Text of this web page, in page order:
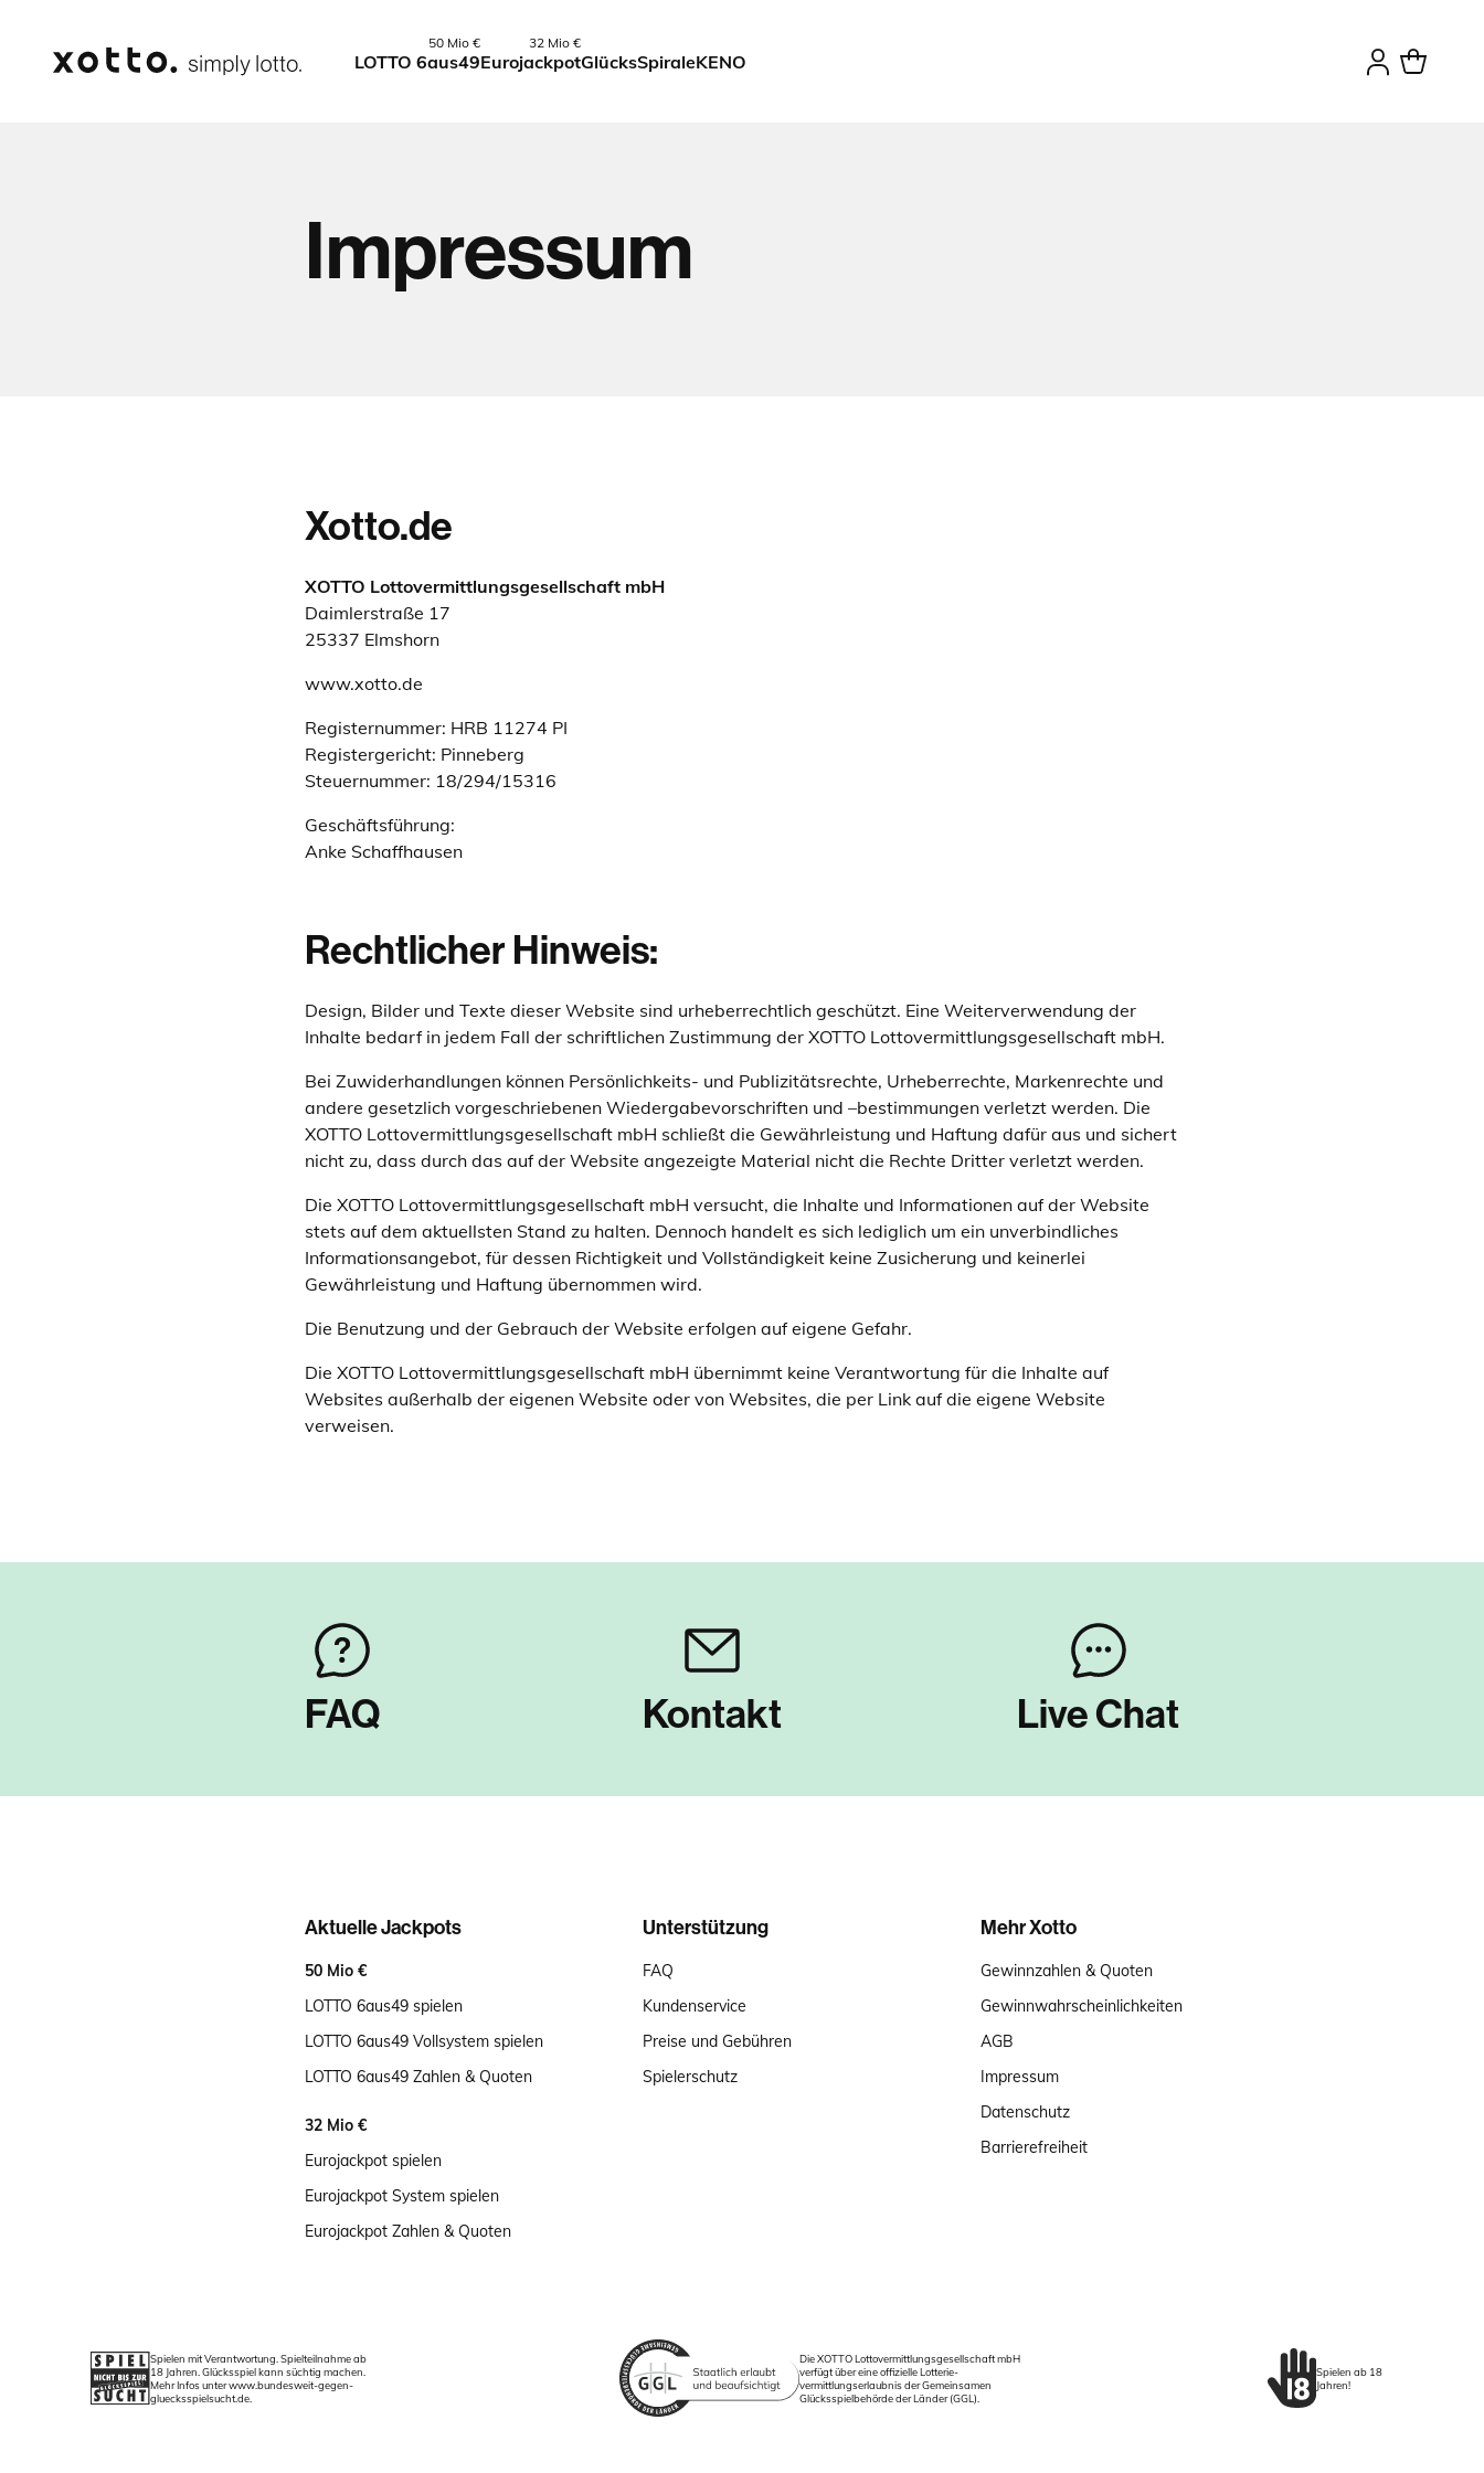
LOTTO 6aus49
50 Mio €
Eurojackpot
32 Mio €
GlücksSpiraleKENO
Impressum
Xotto.de
XOTTO Lottovermittlungsgesellschaft mbH
Daimlerstraße 17
25337 Elmshorn
www.xotto.de
Registernummer: HRB 11274 PI
Registergericht: Pinneberg
Steuernummer: 18/294/15316
Geschäftsführung:
Anke Schaffhausen
Rechtlicher Hinweis:
Design, Bilder und Texte dieser Website sind urheberrechtlich geschützt. Eine Weiterverwendung der
Inhalte bedarf in jedem Fall der schriftlichen Zustimmung der XOTTO Lottovermittlungsgesellschaft mbH.
Bei Zuwiderhandlungen können Persönlichkeits- und Publizitätsrechte, Urheberrechte, Markenrechte und
andere gesetzlich vorgeschriebenen Wiedergabevorschriften und –bestimmungen verletzt werden. Die
XOTTO Lottovermittlungsgesellschaft mbH schließt die Gewährleistung und Haftung dafür aus und sichert
nicht zu, dass durch das auf der Website angezeigte Material nicht die Rechte Dritter verletzt werden.
Die XOTTO Lottovermittlungsgesellschaft mbH versucht, die Inhalte und Informationen auf der Website
stets auf dem aktuellsten Stand zu halten. Dennoch handelt es sich lediglich um ein unverbindliches
Informationsangebot, für dessen Richtigkeit und Vollständigkeit keine Zusicherung und keinerlei
Gewährleistung und Haftung übernommen wird.
Die Benutzung und der Gebrauch der Website erfolgen auf eigene Gefahr.
Die XOTTO Lottovermittlungsgesellschaft mbH übernimmt keine Verantwortung für die Inhalte auf
Websites außerhalb der eigenen Website oder von Websites, die per Link auf die eigene Website
verweisen.
FAQ Kontakt Live Chat
Aktuelle Jackpots
50 Mio €
LOTTO 6aus49 spielen
LOTTO 6aus49 Vollsystem spielen
LOTTO 6aus49 Zahlen & Quoten
32 Mio €
Eurojackpot spielen
Eurojackpot System spielen
Eurojackpot Zahlen & Quoten
Unterstützung
FAQ
Kundenservice
Preise und Gebühren
Spielerschutz
Mehr Xotto
Gewinnzahlen & Quoten
Gewinnwahrscheinlichkeiten
AGB
Impressum
Datenschutz
Barrierefreiheit
Spielen ab 18
Jahren!
Spielen mit Verantwortung. Spielteilnahme ab
18 Jahren. Glücksspiel kann süchtig machen.
Mehr Infos unter www.bundesweit-gegen-
gluecksspielsucht.de.
Die XOTTO Lottovermittlungsgesellschaft mbH
verfügt über eine offizielle Lotterie-
vermittlungserlaubnis der Gemeinsamen
Glücksspielbehörde der Länder (GGL).